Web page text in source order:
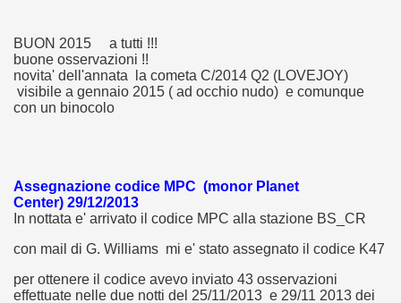
BUON 2015 a tutti !!!
buone osservazioni !!
novita' dell'annata la cometa C/2014 Q2 (LOVEJOY)
visibile a gennaio 2015 ( ad occhio nudo) e comunque
con un binocolo
Assegnazione codice MPC (monor Planet
Center) 29/12/2013
In nottata e' arrivato il codice MPC alla stazione BS_CR
con mail di G. Williams mi e' stato assegnato il codice K47
per ottenere il codice avevo inviato 43 osservazioni
effettuate nelle due notti del 25/11/2013 e 29/11 2013 dei